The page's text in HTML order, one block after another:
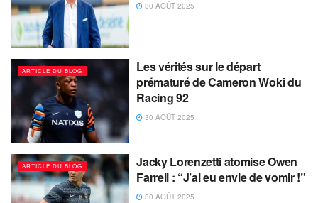
30 AOÛT 2025
ARTICLE DU BLOG
Les vérités sur le départ
prématuré de Cameron Woki du
Racing 92
30 AOÛT 2025
ARTICLE DU BLOG
Jacky Lorenzetti atomise Owen
Farrell : “J’ai eu envie de vomir !”
30 AOÛT 2025